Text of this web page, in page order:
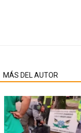
MÁS DEL AUTOR